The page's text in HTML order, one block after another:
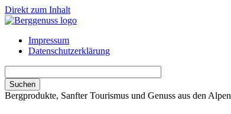
Direkt zum Inhalt
Impressum
Datenschutzerklärung
Bergprodukte, Sanfter Tourismus und Genuss aus den Alpen